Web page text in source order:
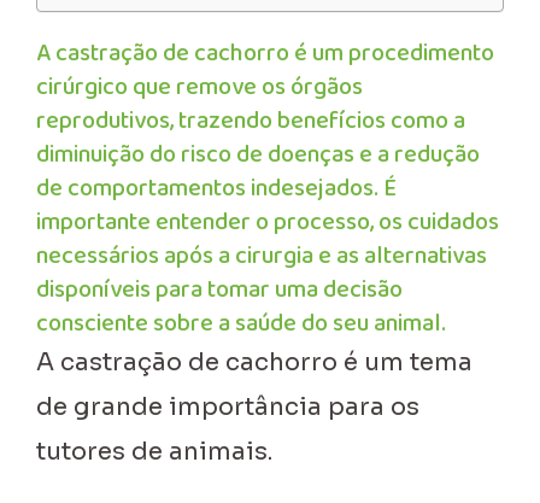
A castração de cachorro é um procedimento
cirúrgico que remove os órgãos
reprodutivos, trazendo benefícios como a
diminuição do risco de doenças e a redução
de comportamentos indesejados. É
importante entender o processo, os cuidados
necessários após a cirurgia e as alternativas
disponíveis para tomar uma decisão
consciente sobre a saúde do seu animal.
A castração de cachorro é um tema
de grande importância para os
tutores de animais.